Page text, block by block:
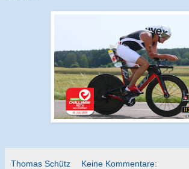
Thomas Schütz Keine Kommentare: